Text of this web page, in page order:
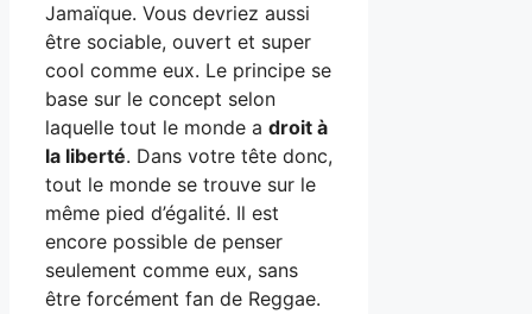
Jamaïque. Vous devriez aussi
être sociable, ouvert et super
cool comme eux. Le principe se
base sur le concept selon
laquelle tout le monde a droit à
la liberté. Dans votre tête donc,
tout le monde se trouve sur le
même pied d’égalité. Il est
encore possible de penser
seulement comme eux, sans
être forcément fan de Reggae.